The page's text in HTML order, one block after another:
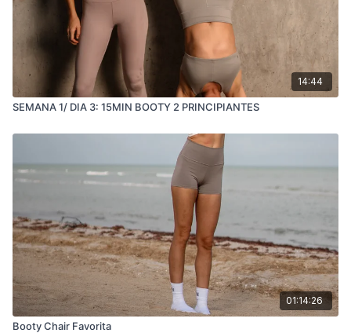
14:44
SEMANA 1/ DIA 3: 15MIN BOOTY 2 PRINCIPIANTES
01:14:26
Booty Chair Favorita